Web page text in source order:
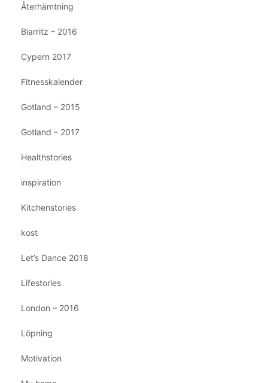
Återhämtning
Biarritz – 2016
Cypern 2017
Fitnesskalender
Gotland – 2015
Gotland – 2017
Healthstories
inspiration
Kitchenstories
kost
Let’s Dance 2018
Lifestories
London – 2016
Löpning
Motivation